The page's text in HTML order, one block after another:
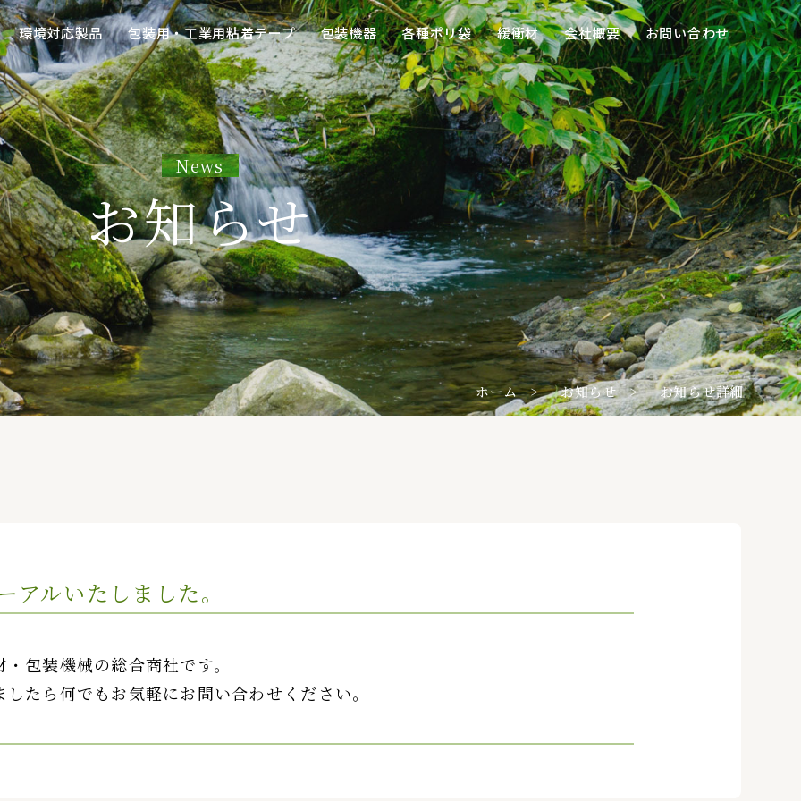
環境対応製品 包装用・工業用粘着テープ 包装機器 各種ポリ袋 緩衝材 会社概要 お問い合わせ
News
お知らせ
ホーム お知らせ お知らせ詳細
ルいたしました。
包装機械の総合商社です。
たら何でもお気軽にお問い合わせください。